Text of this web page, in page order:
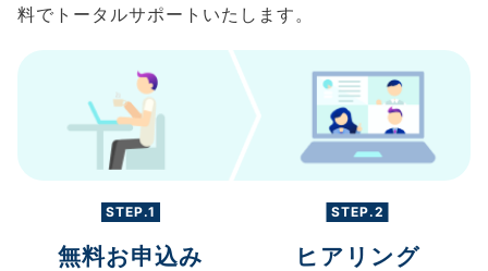
料でトータルサポートいたします。
STEP.1
無料お申込み
STEP.2
ヒアリング